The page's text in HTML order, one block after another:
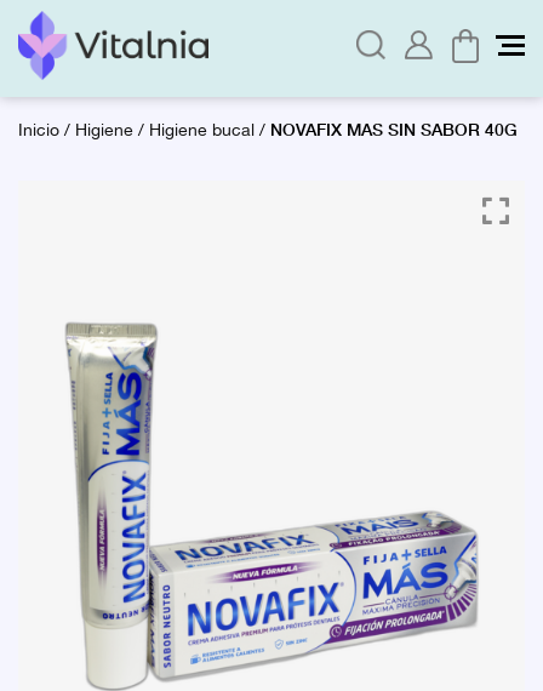
Inicio/ Higiene/ Higiene bucal/ NOVAFIX MAS SIN SABOR 40G